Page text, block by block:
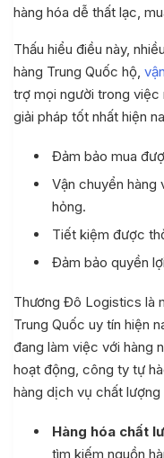
hàng hóa dễ thất lạc,
Thấu hiểu điều này,
hàng Trung Quốc hộ,
trợ mọi người trong việc
giải pháp tốt nhất hiện
Đảm bảo mua
Vận chuyển hàng
hỏng.
Tiết kiệm được
Đảm bảo quyền
Thương Đô Logistics là
Trung Quốc uy tín hiện
đang làm việc với hàng
hoạt động, công ty tự
hàng dịch vụ chất lượng
Hàng hóa chất
tìm kiếm nguồn